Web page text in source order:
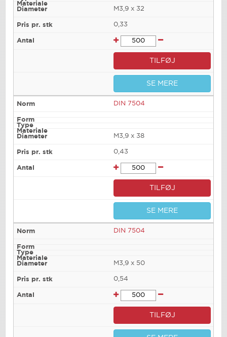
M3,9 x 32
0,33
TILFØJ
SE MERE
DIN 7504
M3,9 x 38
0,43
TILFØJ
SE MERE
DIN 7504
M3,9 x 50
0,54
TILFØJ